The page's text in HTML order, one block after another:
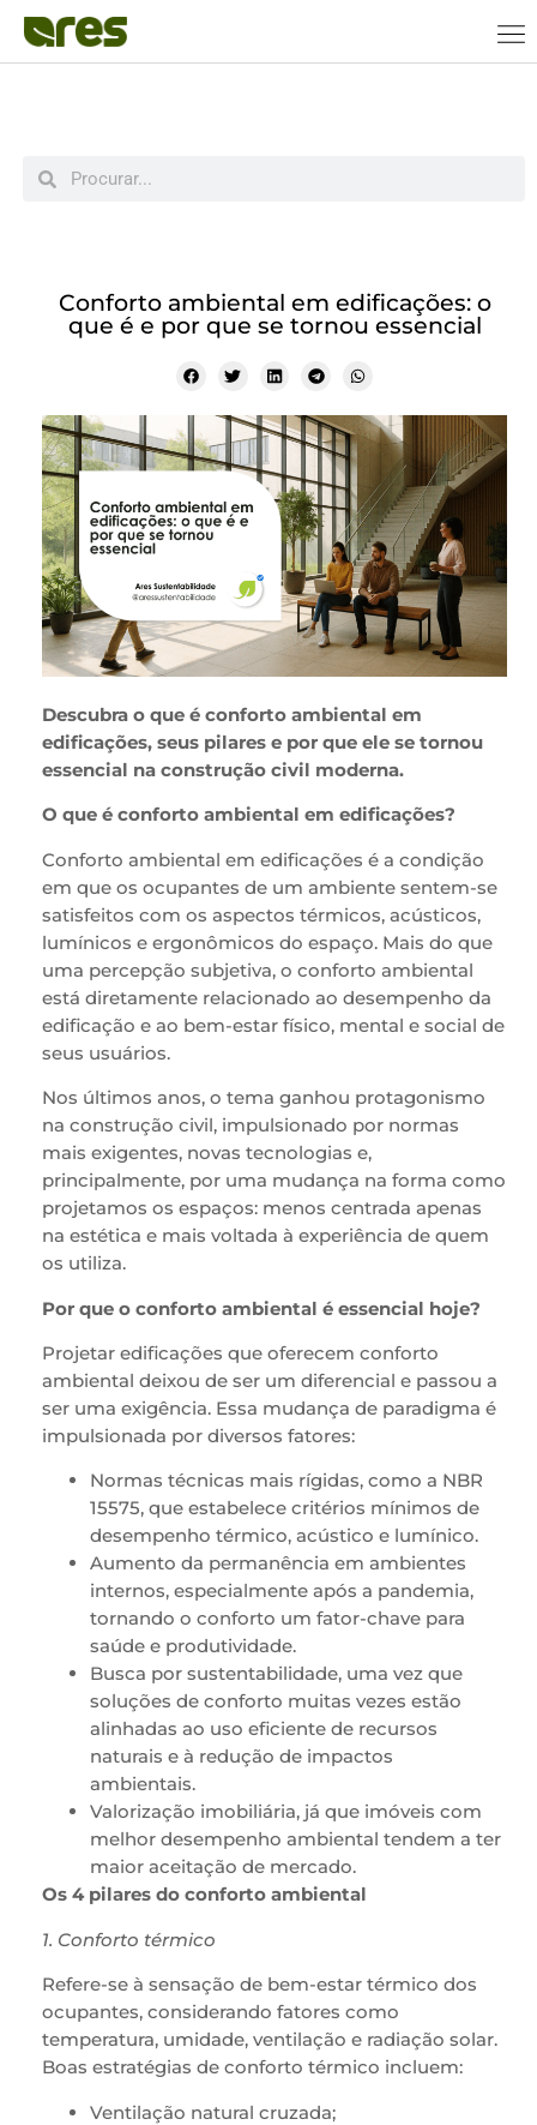
Conforto ambiental em edificações: o
que é e por que se tornou essencial
Descubra o que é conforto ambiental em
edificações, seus pilares e por que ele se tornou
essencial na construção civil moderna.
O que é conforto ambiental em edificações?
Conforto ambiental em edificações é a condição
em que os ocupantes de um ambiente sentem-se
satisfeitos com os aspectos térmicos, acústicos,
lumínicos e ergonômicos do espaço. Mais do que
uma percepção subjetiva, o conforto ambiental
está diretamente relacionado ao desempenho da
edificação e ao bem-estar físico, mental e social de
seus usuários.
Nos últimos anos, o tema ganhou protagonismo
na construção civil, impulsionado por normas
mais exigentes, novas tecnologias e,
principalmente, por uma mudança na forma como
projetamos os espaços: menos centrada apenas
na estética e mais voltada à experiência de quem
os utiliza.
Por que o conforto ambiental é essencial hoje?
Projetar edificações que oferecem conforto
ambiental deixou de ser um diferencial e passou a
ser uma exigência. Essa mudança de paradigma é
impulsionada por diversos fatores:
Normas técnicas mais rígidas, como a NBR
15575, que estabelece critérios mínimos de
desempenho térmico, acústico e lumínico.
Aumento da permanência em ambientes
internos, especialmente após a pandemia,
tornando o conforto um fator-chave para
saúde e produtividade.
Busca por sustentabilidade, uma vez que
soluções de conforto muitas vezes estão
alinhadas ao uso eficiente de recursos
naturais e à redução de impactos
ambientais.
Valorização imobiliária, já que imóveis com
melhor desempenho ambiental tendem a ter
maior aceitação de mercado.
Os 4 pilares do conforto ambiental
1. Conforto térmico
Refere-se à sensação de bem-estar térmico dos
ocupantes, considerando fatores como
temperatura, umidade, ventilação e radiação solar.
Boas estratégias de conforto térmico incluem:
Ventilação natural cruzada;